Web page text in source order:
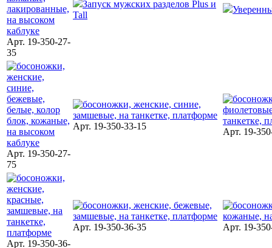
Арт. 19-350-27-
35
Запуск мужских разделов Plus и
Tall
Арт. 19-350-27-
75
Арт. 19-350-33-15
Арт. 19-
Арт. 19-350-36-
Арт. 19-350-36-35 Арт. 19-